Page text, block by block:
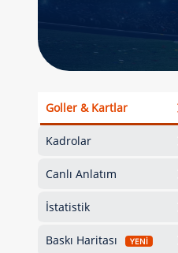
Goller & Kartlar
Kadrolar
Canlı Anlatım
İstatistik
Baskı Haritası YENİ